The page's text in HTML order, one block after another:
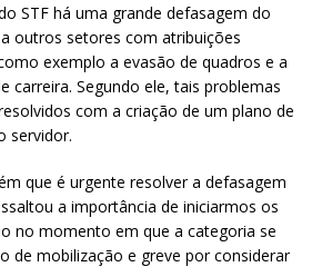
STF há uma grande defasagem do
outros setores com atribuições
exemplo a evasão de quadros e a
carreira. Segundo ele, tais problemas
com a criação de um plano de
servidor.
que é urgente resolver a defasagem
a importância de iniciarmos os
no momento em que a categoria se
de mobilização e greve por considerar